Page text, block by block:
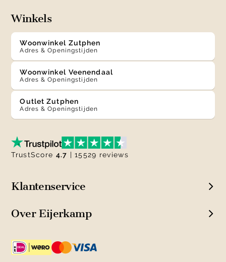
Winkels
Woonwinkel Zutphen
Adres & Openingstijden
Woonwinkel Veenendaal
Adres & Openingstijden
Outlet Zutphen
Adres & Openingstijden
Klantenservice
Over Eijerkamp
TrustScore 4.7 | 15529 reviews